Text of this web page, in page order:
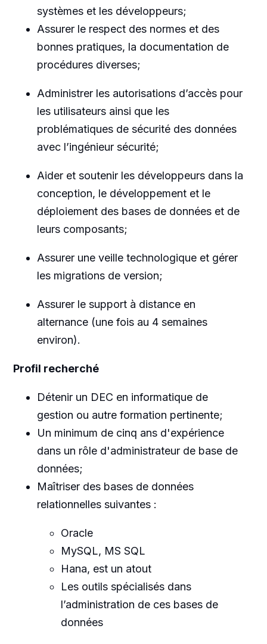
systèmes et les développeurs;
Assurer le respect des normes et des
bonnes pratiques, la documentation de
procédures diverses;
Administrer les autorisations d’accès pour
les utilisateurs ainsi que les
problématiques de sécurité des données
avec l’ingénieur sécurité;
Aider et soutenir les développeurs dans la
conception, le développement et le
déploiement des bases de données et de
leurs composants;
Assurer une veille technologique et gérer
les migrations de version;
Assurer le support à distance en
alternance (une fois au 4 semaines
environ).
Profil recherché
Détenir un DEC en informatique de
gestion ou autre formation pertinente;
Un minimum de cinq ans d'expérience
dans un rôle d'administrateur de base de
données;
Maîtriser des bases de données
relationnelles suivantes :
Oracle
MySQL, MS SQL
Hana, est un atout
Les outils spécialisés dans
l’administration de ces bases de
données